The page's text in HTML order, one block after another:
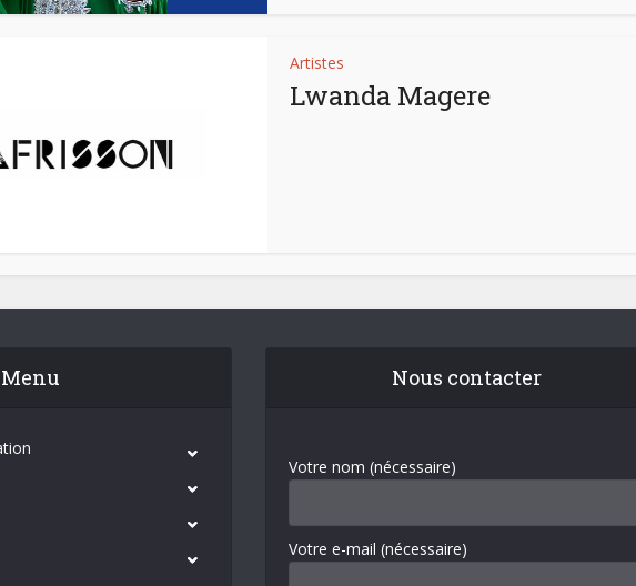
Artistes
Lwanda Magere
Menu Nous contacter
Votre nom (nécessaire)
Votre e-mail (nécessaire)